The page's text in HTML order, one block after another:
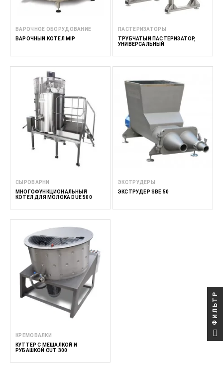
ВАРОЧНОЕ ОБОРУДОВАНИЕ
ВАРОЧНЫЙ КОТЕЛ MIP
ПАСТЕРИЗАТОРЫ
ТРУБЧАТЫЙ ПАСТЕРИЗАТОР,
УНИВЕРСАЛЬНЫЙ
СЫРОВАРНИ
МНОГОФУНКЦИОНАЛЬНЫЙ
КОТЕЛ ДЛЯ МОЛОКА DUE 500
ЭКСТРУДЕРЫ
ЭКСТРУДЕР SBE 50
КРЕМОВАЛКИ
КУТТЕР С МЕШАЛКОЙ И
РУБАШКОЙ CUT 300
ФИЛЬТР